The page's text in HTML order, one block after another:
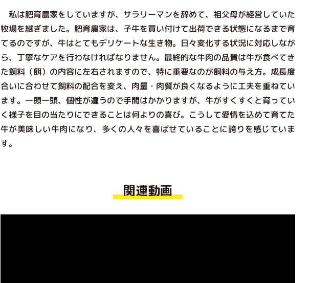
私は肥育農家をしていますが、サラリーマンを辞めて、祖父母が経営していた
牧場を継ぎました。肥育農家は、子牛を買い付けて出荷できる状態になるまで育
てるのですが、牛はとてもデリケートな生き物。日々変化する状況に対応しなが
ら、丁寧なケアを行わなければなりません。最終的な牛肉の品質は牛が食べてき
た飼料（餌）の内容に左右されますので、特に重要なのが飼料の与え方。成長度
合いに合わせて飼料の配合を変え、肉量・肉質が良くなるように工夫を重ねてい
ます。一頭一頭、個性が違うので手間はかかりますが、牛がすくすくと育ってい
く様子を目の当たりにできることは何よりの喜び。こうして愛情を込めて育てた
牛が美味しい牛肉になり、多くの人々を喜ばせていることに誇りを感じていま
す。
関連動画